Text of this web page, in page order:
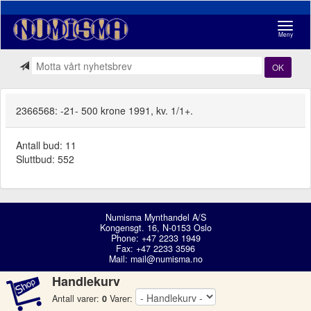
Meny
OK
2366568: -21- 500 krone 1991, kv. 1/1+.
Antall bud: 11
Sluttbud: 552
Numisma Mynthandel A/S
Kongensgt. 16, N-0153 Oslo
Phone: +47 2233 1949
Fax: +47 2233 3596
Mail: mail@numisma.no
Handlekurv
Antall varer: 0 Varer: